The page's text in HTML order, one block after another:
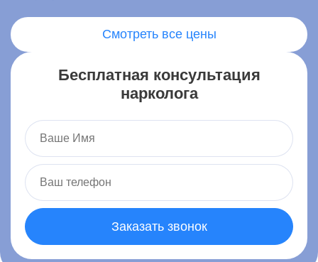
Больничный тупик, 3, Алупка
Смотреть все цены
Бесплатная консультация
нарколога
Заказать звонок